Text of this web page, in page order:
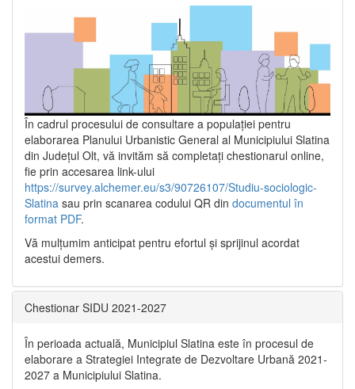
În cadrul procesului de consultare a populaţiei pentru
elaborarea Planului Urbanistic General al Municipiului Slatina
din Județul Olt, vă invităm să completați chestionarul online,
fie prin accesarea link-ului
https://survey.alchemer.eu/s3/90726107/Studiu-sociologic-
Slatina sau prin scanarea codului QR din documentul în
format PDF.
Vă mulţumim anticipat pentru efortul şi sprijinul acordat
acestui demers.
Chestionar SIDU 2021-2027
În perioada actuală, Municipiul Slatina este în procesul de
elaborare a Strategiei Integrate de Dezvoltare Urbană 2021‐
2027 a Municipiului Slatina.